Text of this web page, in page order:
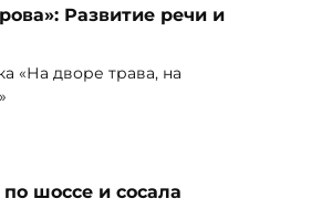
Развитие речи и
«На дворе трава, на
шоссе и сосала